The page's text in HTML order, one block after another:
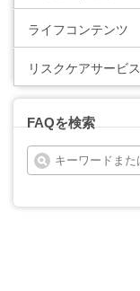
ライフコンテンツ
リスクケアサービス
FAQを検索